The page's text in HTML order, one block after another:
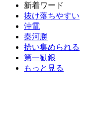
新着ワード
抜け落ちやすい
沖電
秦河勝
拾い集められる
第一勧銀
もっと見る